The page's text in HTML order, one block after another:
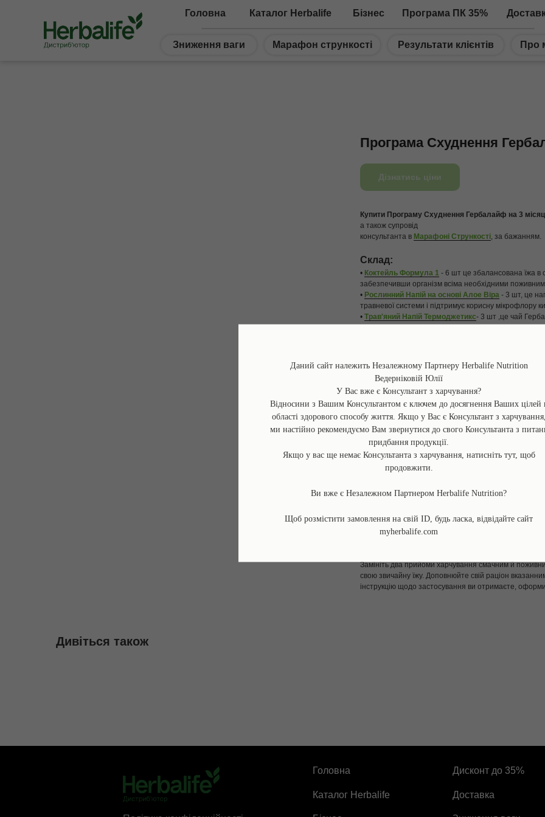
Каталог Herbalife Бізнес Програма ПК 35%
Головна
Зниження ваги Марафон стрункості Результати клієнтів Про
Програма Схуднення
Дізнатись ціни
Купити Програму Схуднення Гербалайф на 3
а також супровід
консультанта в Марафоні Стрункості, за бажанням.
Склад:
• Коктейль Формула 1 - 6 шт це збалансована їжа в
забезпечивши організм всіма необхідними
• Рослинний Напій на основі Алое Віра - 3 шт, це
травневої системи і підтримує корисну мікрофлору
• Трав'яний Напій Термоджетикс- 3 шт ,це чай
В складі програми продукти , які забезпечують
вітамінами, мінералами, клітковиною,
харчування на весь день.
Базова Програма Схуднення Гербалайф на 3
За 3 місяця ви зможете не тільки схуднути, але й
організм і його реакції на рзні продукти
Всі результати відносяться до програми контроля
фізичну нагрузку, достатне вживання рідини, за
Всі результати індивідуальні і можуть відрізнятися.
Більш ефективне зниження ваги вам забезпечить
В Україні продукція Гербалайф сертифіцирована і
екогігієни і токсикології ім. Л. І. Медведева.
Замініть два прийоми харчування смачним й
свою звичайну їжу. Доповнюйте свій раціон
інструкцію щодо застосування ви отримаєте,
Дивіться також
Каталог Herbalife
Головна Дисконт до 35%
Доставка
Даний сайт належить Незалежному Партнеру Herbalife Nutrition
Ведерніковій Юлії
У Вас вже є Консультант з харчування?
Відносини з Вашим Консультантом є ключем до досягнення Ваших цілей
області здорового способу життя. Якщо у Вас є Консультант з харчування,
ми настійно рекомендуємо Вам звернутися до свого Консультанта з
придбання продукції.
Якщо у вас ще немає Консультанта з харчування, натисніть тут, щоб
продовжити.
Ви вже є Незалежном Партнером Herbalife Nutrition?
Щоб розмістити замовлення на свій ID, будь ласка, відвідайте сайт
myherbalife.com